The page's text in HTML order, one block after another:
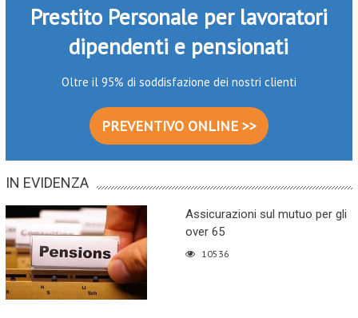
Prestito Personale per lavoratori
dipendenti e pensionati
Oltre il 95% di soddisfazione dei nostri clienti
PREVENTIVO ONLINE >>
IN EVIDENZA
Assicurazioni sul mutuo per gli
over 65
10536